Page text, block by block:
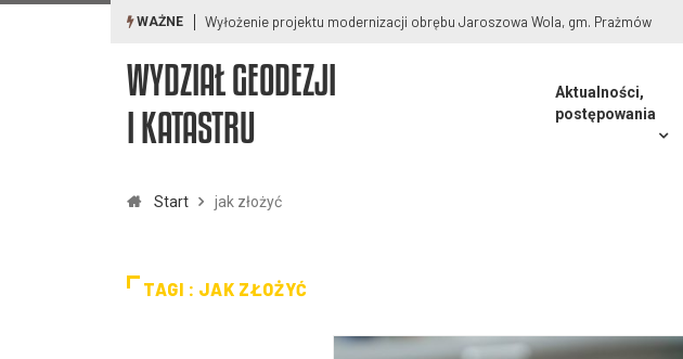
WAŻNE Wyłożenie projektu modernizacji obrębu Jaroszowa Wola, gm. Prażmów
WYDZIAŁ GEODEZJI
I KATASTRU
Aktualności,
postępowania
Start jak złożyć
TAGI : JAK ZŁOŻYĆ